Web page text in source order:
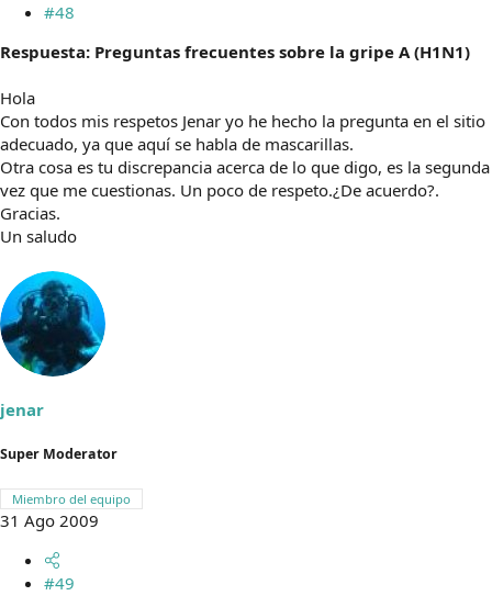
#48
Respuesta: Preguntas frecuentes sobre la gripe A (H1N1)
Hola
Con todos mis respetos Jenar yo he hecho la pregunta en el sitio
adecuado, ya que aquí se habla de mascarillas.
Otra cosa es tu discrepancia acerca de lo que digo, es la segunda
vez que me cuestionas. Un poco de respeto.¿De acuerdo?.
Gracias.
Un saludo
jenar
Super Moderator
Miembro del equipo
31 Ago 2009
#49